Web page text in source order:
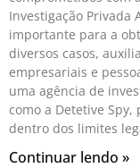
Investigação Privada
importante para a
diversos casos,
empresariais e
uma agência de
como a Detetive
dentro dos limites
Continuar lendo »